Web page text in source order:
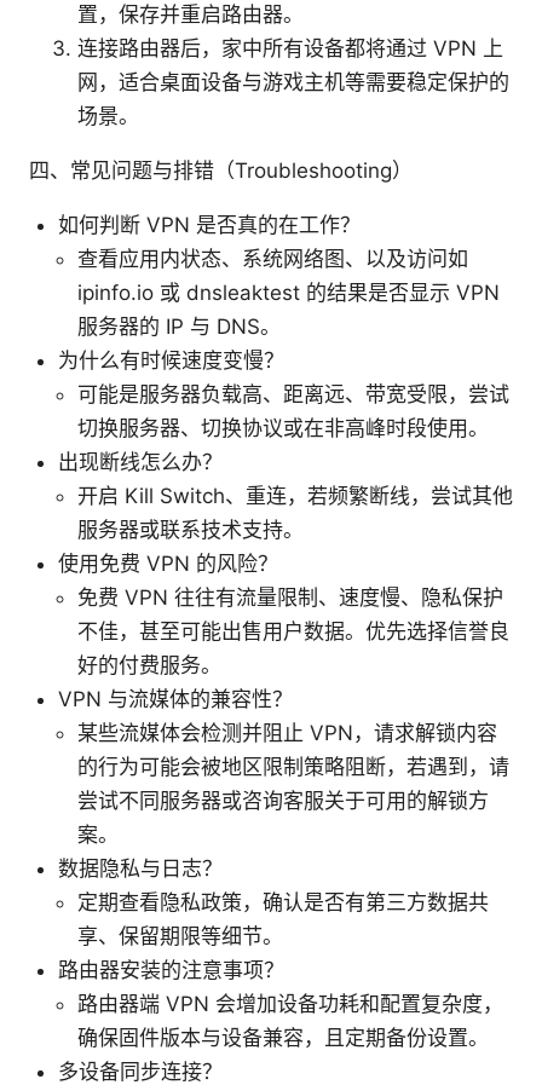
置，保存并重启路由器。
连接路由器后，家中所有设备都将通过 VPN 上
网，适合桌面设备与游戏主机等需要稳定保护的
场景。
四、常见问题与排错（Troubleshooting）
如何判断 VPN 是否真的在工作？
查看应用内状态、系统网络图、以及访问如
ipinfo.io 或 dnsleaktest 的结果是否显示 VPN
服务器的 IP 与 DNS。
为什么有时候速度变慢？
可能是服务器负载高、距离远、带宽受限，尝试
切换服务器、切换协议或在非高峰时段使用。
出现断线怎么办？
开启 Kill Switch、重连，若频繁断线，尝试其他
服务器或联系技术支持。
使用免费 VPN 的风险？
免费 VPN 往往有流量限制、速度慢、隐私保护
不佳，甚至可能出售用户数据。优先选择信誉良
好的付费服务。
VPN 与流媒体的兼容性？
某些流媒体会检测并阻止 VPN，请求解锁内容
的行为可能会被地区限制策略阻断，若遇到，请
尝试不同服务器或咨询客服关于可用的解锁方
案。
数据隐私与日志？
定期查看隐私政策，确认是否有第三方数据共
享、保留期限等细节。
路由器安装的注意事项？
路由器端 VPN 会增加设备功耗和配置复杂度，
确保固件版本与设备兼容，且定期备份设置。
多设备同步连接？